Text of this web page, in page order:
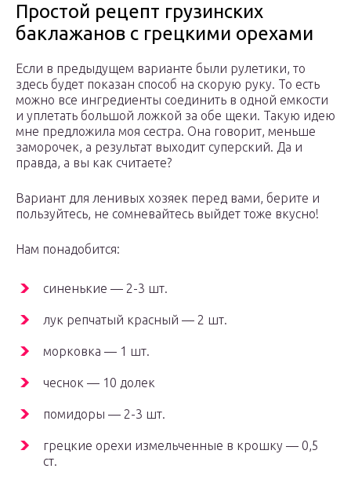
Простой рецепт грузинских
баклажанов с грецкими орехами
Если в предыдущем варианте были рулетики, то
здесь будет показан способ на скорую руку. То есть
можно все ингредиенты соединить в одной емкости
и уплетать большой ложкой за обе щеки. Такую идею
мне предложила моя сестра. Она говорит, меньше
заморочек, а результат выходит суперский. Да и
правда, а вы как считаете?
Вариант для ленивых хозяек перед вами, берите и
пользуйтесь, не сомневайтесь выйдет тоже вкусно!
Нам понадобится:
синенькие — 2-3 шт.
лук репчатый красный — 2 шт.
морковка — 1 шт.
чеснок — 10 долек
помидоры — 2-3 шт.
грецкие орехи измельченные в крошку — 0,5
ст.